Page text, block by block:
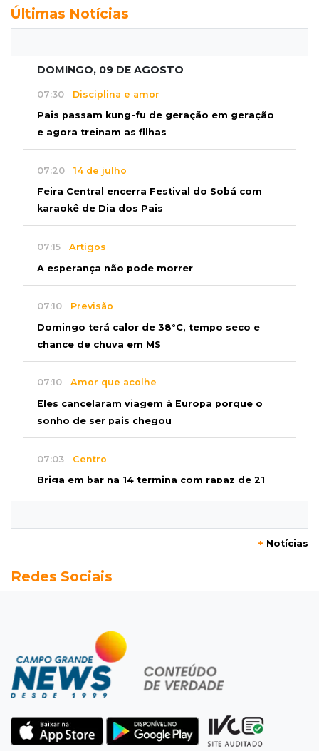
Últimas Notícias
DOMINGO, 09 DE AGOSTO
07:30 Disciplina e amor
Pais passam kung-fu de geração em geração
e agora treinam as filhas
07:20 14 de julho
Feira Central encerra Festival do Sobá com
karaokê de Dia dos Pais
07:15 Artigos
A esperança não pode morrer
07:10 Previsão
Domingo terá calor de 38°C, tempo seco e
chance de chuva em MS
07:10 Amor que acolhe
Eles cancelaram viagem à Europa porque o
sonho de ser pais chegou
07:03 Centro
Briga em bar na 14 termina com rapaz de 21
promessas, mas deixam a conta para depois
Domingo é dia de Festival do Sobá e feiras em
homenagem aos pais
SÁBADO, 08 DE AGOSTO
Fluminense segura Botafogo no clássico e
Coritiba bate a Chapecoense
+ Notícias
Redes Sociais